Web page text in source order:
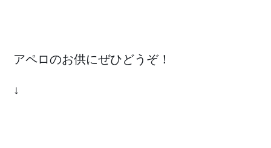
アペロのお供にぜひどうぞ！
↓